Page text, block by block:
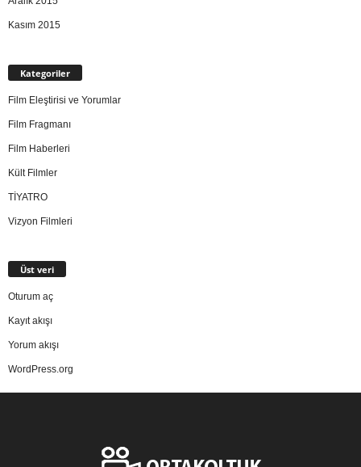
Kasım 2015
Kategoriler
Film Eleştirisi ve Yorumlar
Film Fragmanı
Film Haberleri
Kült Filmler
TİYATRO
Vizyon Filmleri
Üst veri
Oturum aç
Kayıt akışı
Yorum akışı
WordPress.org